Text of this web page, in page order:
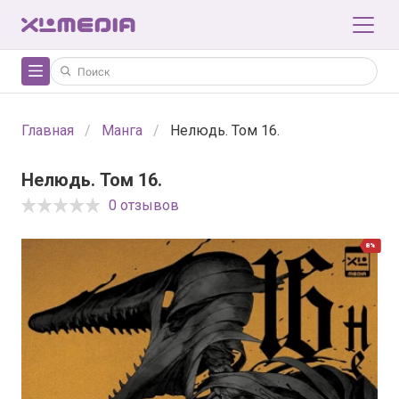
Главная Манга Нелюдь. Том 16.
Нелюдь. Том 16.
0 отзывов
8%